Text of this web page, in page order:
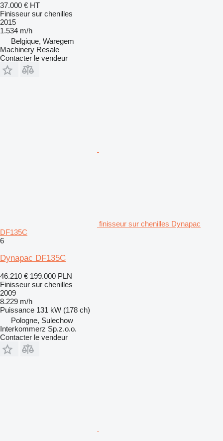
37.000 € HT
Finisseur sur chenilles
2015
1.534 m/h
Belgique, Waregem
Machinery Resale
Contacter le vendeur
finisseur sur chenilles Dynapac
DF135C
6
Dynapac DF135C
46.210 € 199.000 PLN
Finisseur sur chenilles
2009
8.229 m/h
Puissance 131 kW (178 ch)
Pologne, Sulechow
Interkommerz Sp.z.o.o.
Contacter le vendeur